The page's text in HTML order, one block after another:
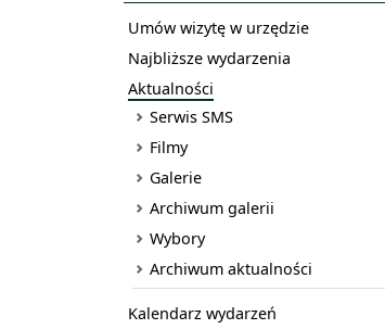
Umów wizytę w urzędzie
Najbliższe wydarzenia
Aktualności
Serwis SMS
Filmy
Galerie
Archiwum galerii
Wybory
Archiwum aktualności
Kalendarz wydarzeń